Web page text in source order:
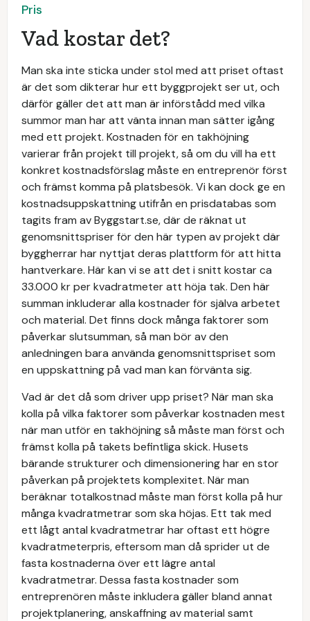
Pris
Vad kostar det?
Man ska inte sticka under stol med att priset oftast
är det som dikterar hur ett byggprojekt ser ut, och
därför gäller det att man är införstådd med vilka
summor man har att vänta innan man sätter igång
med ett projekt. Kostnaden för en takhöjning
varierar från projekt till projekt, så om du vill ha ett
konkret kostnadsförslag måste en entreprenör först
och främst komma på platsbesök. Vi kan dock ge en
kostnadsuppskattning utifrån en prisdatabas som
tagits fram av Byggstart.se, där de räknat ut
genomsnittspriser för den här typen av projekt där
byggherrar har nyttjat deras plattform för att hitta
hantverkare. Här kan vi se att det i snitt kostar ca
33.000 kr per kvadratmeter att höja tak. Den här
summan inkluderar alla kostnader för själva arbetet
och material. Det finns dock många faktorer som
påverkar slutsumman, så man bör av den
anledningen bara använda genomsnittspriset som
en uppskattning på vad man kan förvänta sig.
Vad är det då som driver upp priset? När man ska
kolla på vilka faktorer som påverkar kostnaden mest
när man utför en takhöjning så måste man först och
främst kolla på takets befintliga skick. Husets
bärande strukturer och dimensionering har en stor
påverkan på projektets komplexitet. När man
beräknar totalkostnad måste man först kolla på hur
många kvadratmetrar som ska höjas. Ett tak med
ett lågt antal kvadratmetrar har oftast ett högre
kvadratmeterpris, eftersom man då sprider ut de
fasta kostnaderna över ett lägre antal
kvadratmetrar. Dessa fasta kostnader som
entreprenören måste inkludera gäller bland annat
projektplanering, anskaffning av material samt